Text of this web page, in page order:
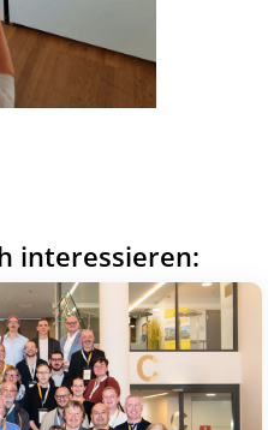
interessieren: